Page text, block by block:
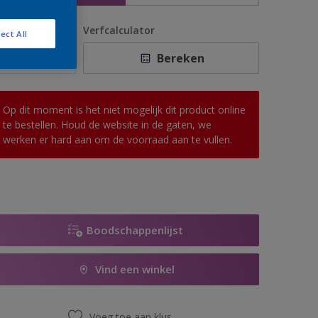
Verfcalculator
Bereken
Op dit moment is het niet mogelijk dit product online
te bestellen. Houd de website in de gaten, we
werken er hard aan om de voorraad aan te vullen.
Boodschappenlijst
Vind een winkel
All